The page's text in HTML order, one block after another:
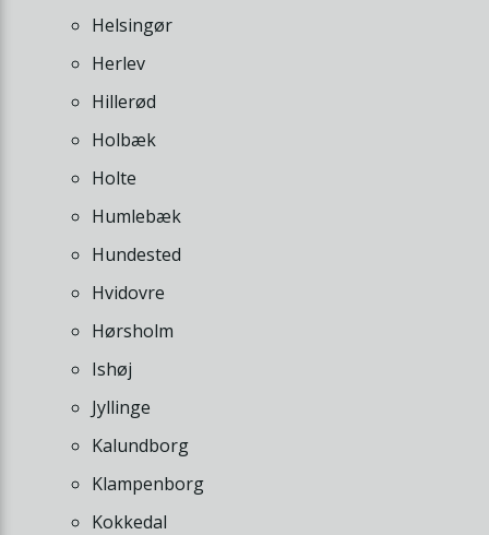
Helsingør
Herlev
Hillerød
Holbæk
Holte
Humlebæk
Hundested
Hvidovre
Hørsholm
Ishøj
Jyllinge
Kalundborg
Klampenborg
Kokkedal